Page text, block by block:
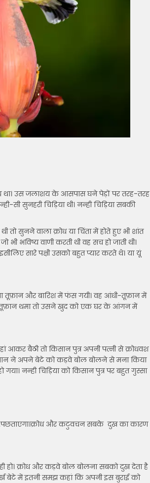
उस जलाशय के आसपास घने पेड़ों पर तरह-तरह
सी सुनहरी चिड़िया थी। नन्ही चिड़िया सबकी
सुनने वाला क्रोध या चिंता में होते हुए भी शांत
भविष्य वाणी करती थी वह सच हो जाती थी।
सारे पक्षी उसको बहुत प्यार करते थे। या यूं
तूफ़ान और बारिश में फंस गयी। वह आंधी-तूफ़ान में
थमा तो उसने खुद को एक घर के आंगन में
आकर बैठी तो किसान पुत्र अपनी पत्नी से क्रोधवश
ने अपने बेटे को कड़वे बोल बोलने से मना किया
नन्ही चिड़िया को किसान पुत्र पर बहुत गुस्सा
और कटुवचन सबके दुख का कारण
हो। क्रोध और कड़वे बोल बोलना सबको दुख देता है
बेटे में इतनी समझ कहां कि अपनी इस बुराई को